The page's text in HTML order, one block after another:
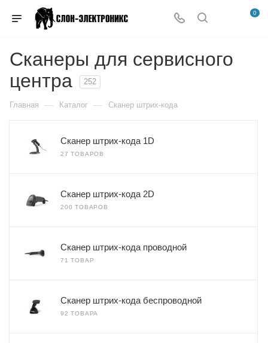
0
Сканеры для сервисного
центра
252
Главная — Каталог — Сканер штрих-кода
Сканер штрих-кода 1D
27 ТОВАРОВ
Сканер штрих-кода 2D
200 ТОВАРОВ
Сканер штрих-кода проводной
71 ТОВАР
Сканер штрих-кода беспроводной
92 ТОВАРА